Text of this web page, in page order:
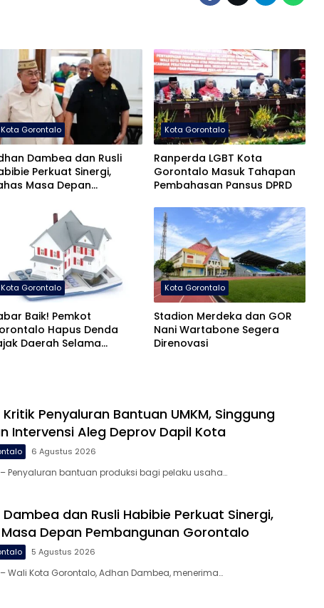
Kota Gorontalo
Dambea dan Rusli
Perkuat Sinergi,
Masa Depan
Kota Gorontalo
Ranperda LGBT Kota
Gorontalo Masuk Tahapan
Pembahasan Pansus DPRD
Kota Gorontalo
Baik! Pemkot
Hapus Denda
Daerah Selama
Kota Gorontalo
Stadion Merdeka dan GOR
Nani Wartabone Segera
Direnovasi
Penyaluran Bantuan UMKM, Singgung
Intervensi Aleg Deprov Dapil Kota
6 Agustus 2026
Penyaluran bantuan produksi bagi pelaku usaha…
dan Rusli Habibie Perkuat Sinergi,
Depan Pembangunan Gorontalo
5 Agustus 2026
Wali Kota Gorontalo, Adhan Dambea, menerima…